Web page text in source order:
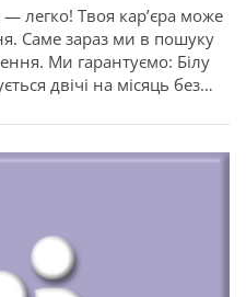
легко! Твоя кар’єра може
Саме зараз ми в пошуку
Ми гарантуємо: Білу
двічі на місяць без
Медичне
життя. Бронювання для
актуальних